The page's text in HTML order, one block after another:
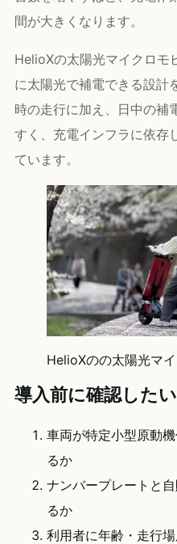
間が大きくなります。
HelioXの太陽光マイクロモ
に太陽光で補電できる設計
時の走行に加え、日中の補
すく、充電インフラに依存
ています。
HelioXのの太陽光マ
導入前に確認した
車両が特定小型原動
るか
ナンバープレートと
るか
利用者に年齢・走行